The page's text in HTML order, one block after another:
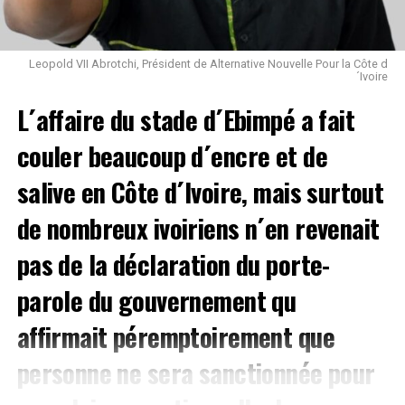
Leopold VII Abrotchi, Président de Alternative Nouvelle Pour la Côte d
´Ivoire
L´affaire du stade d´Ebimpé a fait
couler beaucoup d´encre et de
salive en Côte d´Ivoire, mais surtout
de nombreux ivoiriens n´en revenait
pas de la déclaration du porte-
parole du gouvernement qu
affirmait péremptoirement que
personne ne sera sanctionnée pour